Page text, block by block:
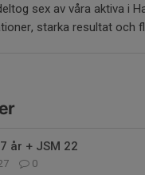
sex av våra aktiva i
starka resultat och
år + JSM 22
0